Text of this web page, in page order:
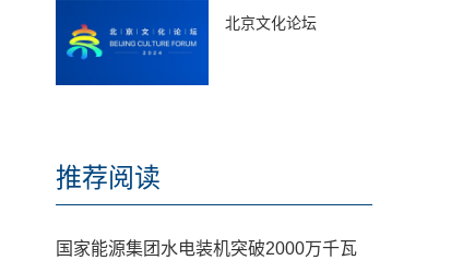
北京文化论坛
推荐阅读
国家能源集团水电装机突破2000万千瓦